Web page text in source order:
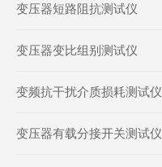
变压器短路阻抗测试仪
变压器变比组别测试仪
变频抗干扰介质损耗测试仪
变压器有载分接开关测试仪